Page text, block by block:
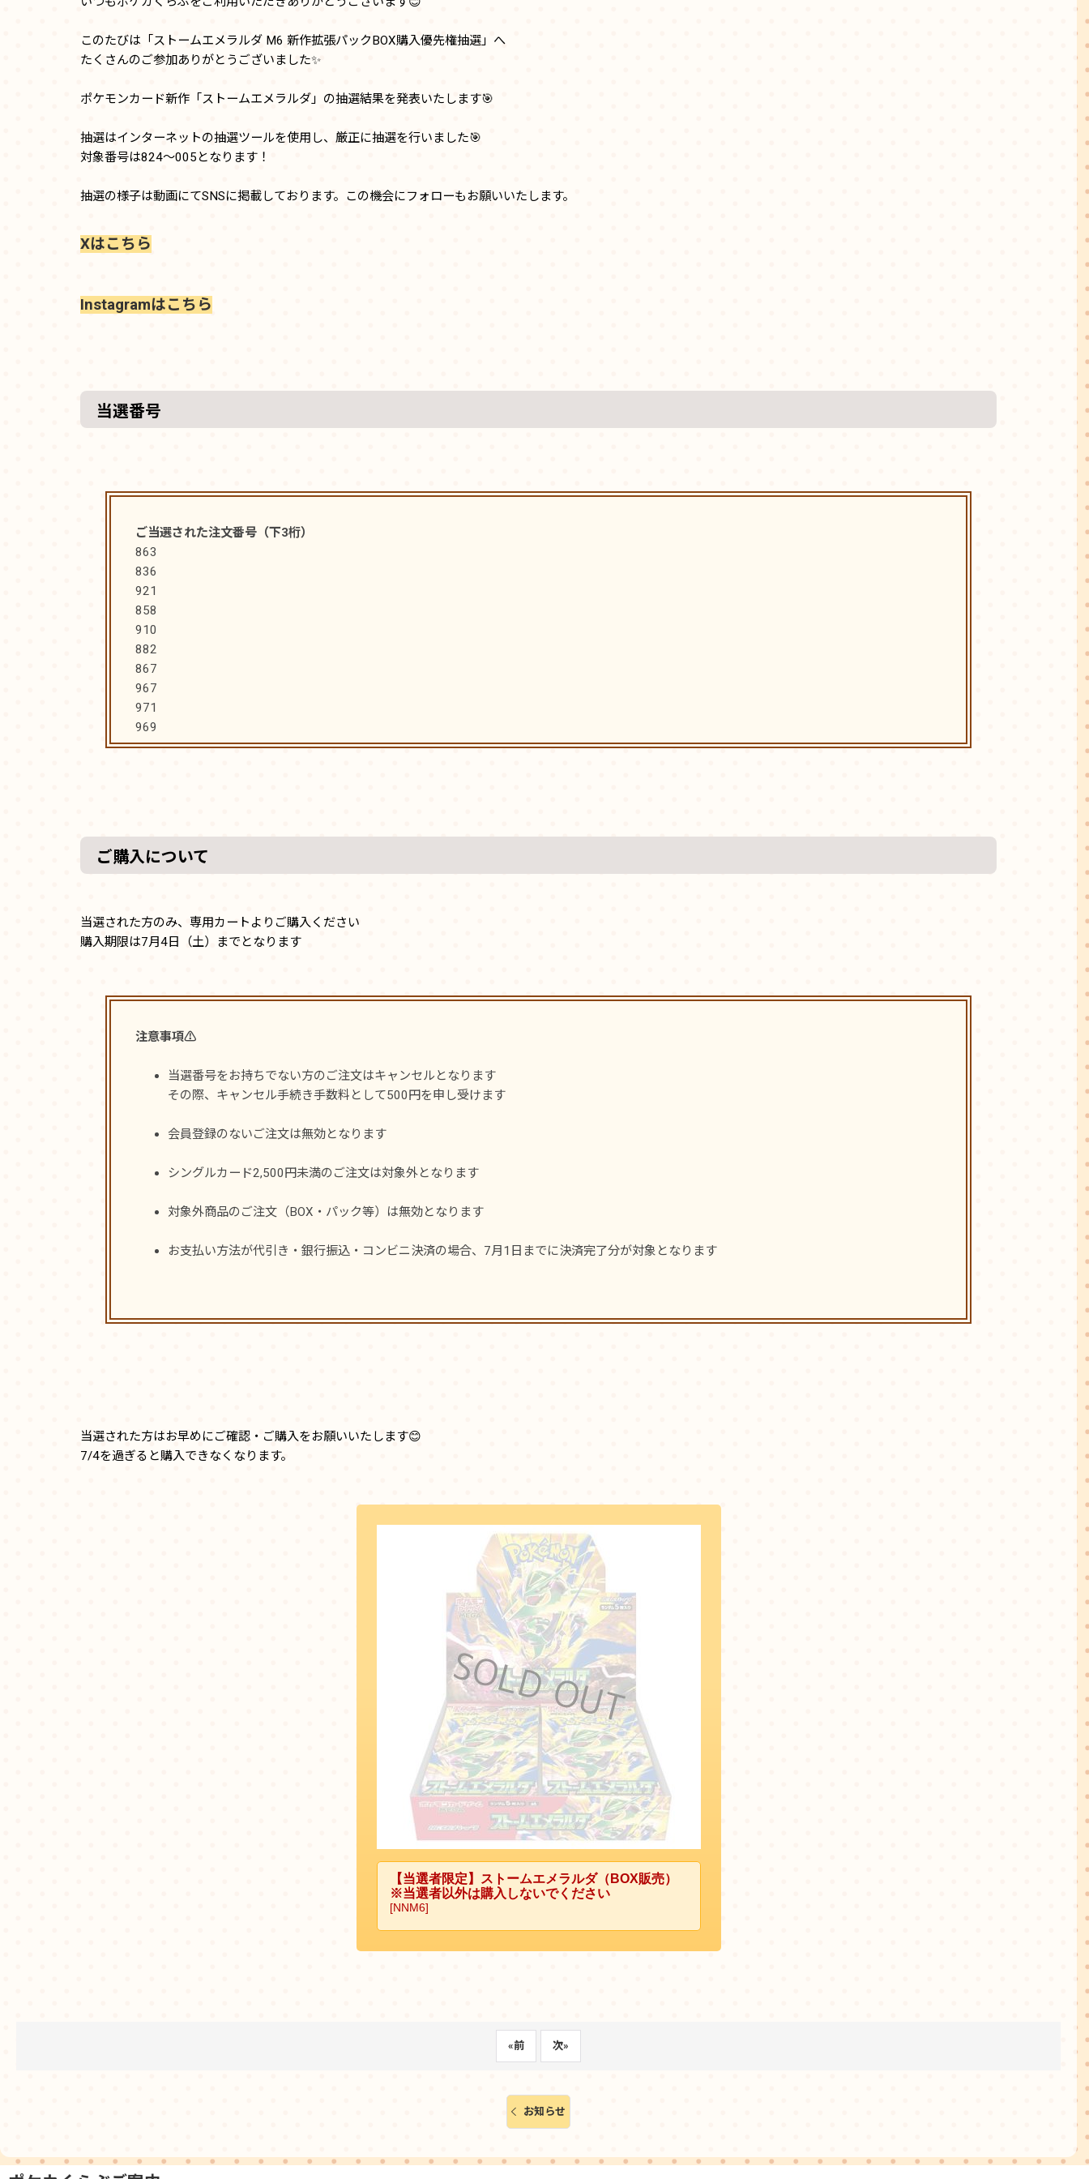
このたびは「ストームエメラルダ M6 新作拡張パックBOX購入優先権抽選」へ
たくさんのご参加ありがとうございました✨
ポケモンカード新作「ストームエメラルダ」の抽選結果を発表いたします🎯
抽選はインターネットの抽選ツールを使用し、厳正に抽選を行いました🎯
対象番号は824～005となります！
抽選の様子は動画にてSNSに掲載しております。この機会にフォローもお願いいたします。
Xはこちら
Instagramはこちら
当選番号
ご当選された注文番号（下3桁）
863
836
921
858
910
882
867
967
971
969
ご購入について
当選された方のみ、専用カートよりご購入ください
購入期限は7月4日（土）までとなります
注意事項⚠️
当選番号をお持ちでない方のご注文はキャンセルとなります
その際、キャンセル手続き手数料として500円を申し受けます
会員登録のないご注文は無効となります
シングルカード2,500円未満のご注文は対象外となります
対象外商品のご注文（BOX・パック等）は無効となります
お支払い方法が代引き・銀行振込・コンビニ決済の場合、7月1日までに決済完了分が対象となります
当選された方はお早めにご確認・ご購入をお願いいたします😊
7/4を過ぎると購入できなくなります。
«前 次»
お知らせ